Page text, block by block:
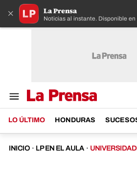
× La Prensa
Noticias al instante. Disponible en
LO ÚLTIMO HONDURAS
INICIO · LP EN EL AULA ·